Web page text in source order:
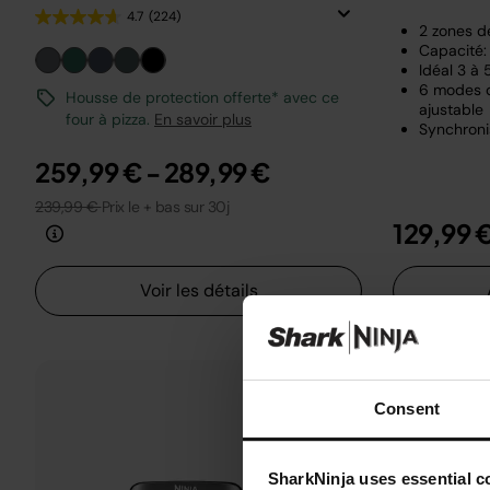
Consent
SharkNinja uses essential
4.7 (224)
Housse de protection offerte* avec ce
four à pizza. En savoir plus
259,99 € - 289,99 €
239,99 €Prix le + bas sur 30j
Voir les détails
2 zones
Idéal 3 à
6 modes
ajustable
129,99